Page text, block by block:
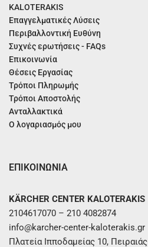
KALOTERAKIS
Επαγγελματικές Λύσεις
Περιβαλλοντική Ευθύνη
Συχνές ερωτήσεις - FAQs
Επικοινωνία
Θέσεις Εργασίας
Τρόποι Πληρωμής
Τρόποι Αποστολής
Ανταλλακτικά
Ο λογαριασμός μου
ΕΠΙΚΟΙΝΩΝΙΑ
KÄRCHER CENTER KALOTERAKIS
2104617070 – 210 4082874
info@karcher-center-kaloterakis.gr
Πλατεία Ιπποδαμείας 10, Πειραιάς